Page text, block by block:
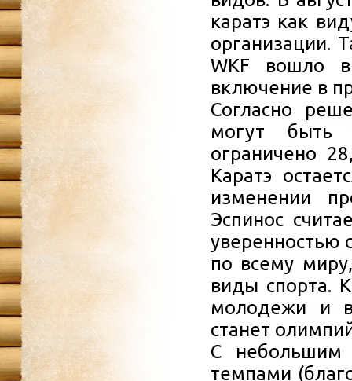
каратэ как
организации.
WKF вошло
включение в
Согласно
могут быть
ограничено
Каратэ
изменении
Эспинос
уверенностью
по всему
виды спорта.
молодежи и
станет
С небольшим
темпами